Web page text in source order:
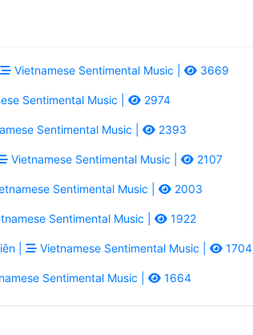
Vietnamese Sentimental Music | 3669
Sentimental Music | 2974
Sentimental Music | 2393
Vietnamese Sentimental Music | 2107
Sentimental Music | 2003
Sentimental Music | 1922
| Vietnamese Sentimental Music | 1704
Sentimental Music | 1664